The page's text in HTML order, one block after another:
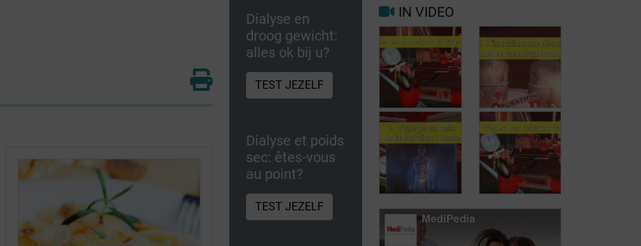
Dialyse en
droog gewicht:
alles ok bij u?
TEST JEZELF
Dialyse et poids
sec: êtes-vous
au point?
TEST JEZELF
Welk dieet
volgen bij
nierinsufficiëntie
(deel 1)?
Opnieuw aan
het werk met
nierinsufficiëntie
IN VIDEO
De eerste
tekens voor de
diagnose van
Nierinsufficiëntie,
welke